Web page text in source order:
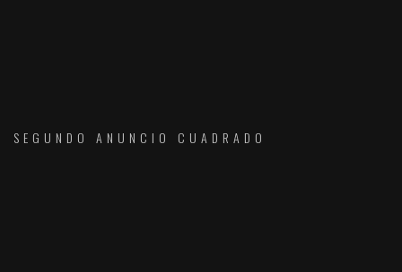
SEGUNDO ANUNCIO CUADRADO